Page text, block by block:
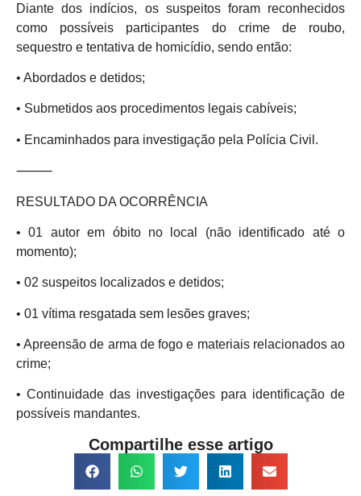
Diante dos indícios, os suspeitos foram reconhecidos
como possíveis participantes do crime de roubo,
sequestro e tentativa de homicídio, sendo então:
• Abordados e detidos;
• Submetidos aos procedimentos legais cabíveis;
• Encaminhados para investigação pela Polícia Civil.
⸻
RESULTADO DA OCORRÊNCIA
• 01 autor em óbito no local (não identificado até o
momento);
• 02 suspeitos localizados e detidos;
• 01 vítima resgatada sem lesões graves;
• Apreensão de arma de fogo e materiais relacionados ao
crime;
• Continuidade das investigações para identificação de
possíveis mandantes.
Compartilhe esse artigo